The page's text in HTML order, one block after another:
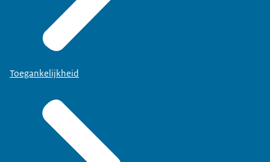
Toegankelijkheid